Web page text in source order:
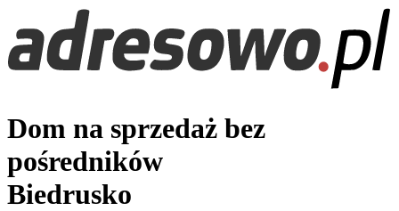
Dom na sprzedaż bez
pośredników
Biedrusko